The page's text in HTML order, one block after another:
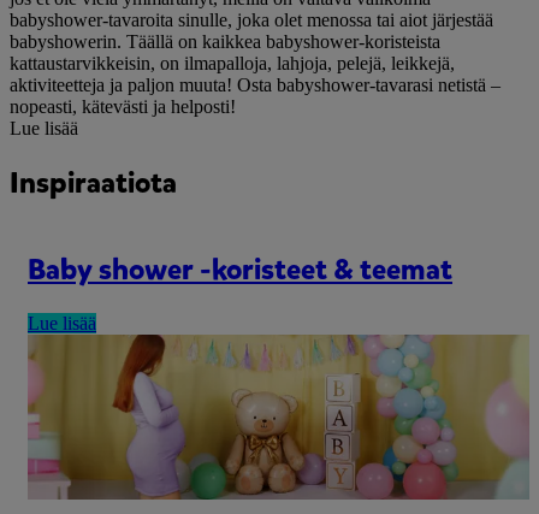
babyshower-tavaroita sinulle, joka olet menossa tai aiot järjestää
babyshowerin. Täällä on kaikkea babyshower-koristeista
kattaustarvikkeisin, on ilmapalloja, lahjoja, pelejä, leikkejä,
aktiviteetteja ja paljon muuta! Osta babyshower-tavarasi netistä –
nopeasti, kätevästi ja helposti!
Lue lisää
Inspiraatiota
Baby shower -koristeet & teemat
Lue lisää